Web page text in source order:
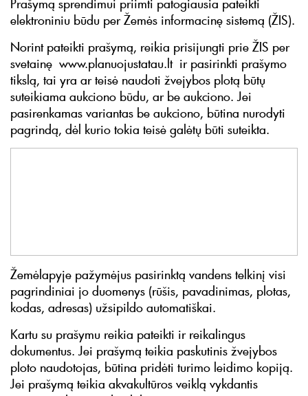
Prašymą sprendimui priimti patogiausia pateikti
elektroniniu būdu per Žemės informacinę sistemą (ŽIS).
Norint pateikti prašymą, reikia prisijungti prie ŽIS per
svetainę www.planuojustatau.lt ir pasirinkti prašymo
tikslą, tai yra ar teisė naudoti žvejybos plotą būtų
suteikiama aukciono būdu, ar be aukciono. Jei
pasirenkamas variantas be aukciono, būtina nurodyti
pagrindą, dėl kurio tokia teisė galėtų būti suteikta.
Žemėlapyje pažymėjus pasirinktą vandens telkinį visi
pagrindiniai jo duomenys (rūšis, pavadinimas, plotas,
kodas, adresas) užsipildo automatiškai.
Kartu su prašymu reikia pateikti ir reikalingus
dokumentus. Jei prašymą teikia paskutinis žvejybos
ploto naudotojas, būtina pridėti turimo leidimo kopiją.
Jei prašymą teikia akvakultūros veiklą vykdantis